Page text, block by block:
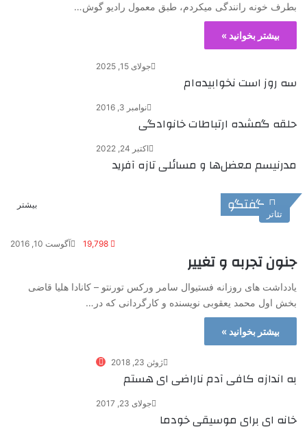
بطرف خونه رانندگی میکردم، طبق معمول رادیو گوش…
بیشتر بخوانید »
جولای 15, 2025
سه روز است نخوابیده‌ام
نوامبر 3, 2016
حلقه گمشده ارتباطات خانوادگی
اکتبر 24, 2022
مدرنیسم معضل‌ها و مسائلی تازه آفرید
گفتگو بیشتر
تئاتر
آگوست 10, 2016
جنون تجربه و تغییر
یادداشت های روزانه فستیوال سامر ورکس تورنتو – کانادا هلیا قاضی
بخش اول محمد یعقوبی نویسنده و کارگردانی که در…
بیشتر بخوانید »
ژوئن 23, 2018
به اندازه‌ کافی آدم ناراضی ای هستم
جولای 23, 2017
خانه ای برای موسیقی خودما